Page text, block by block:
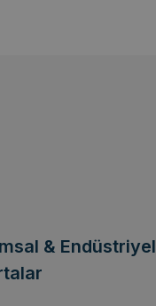
& Endüstriyel